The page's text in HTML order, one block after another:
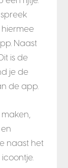
Naast
is de
je de
de app.
naast het